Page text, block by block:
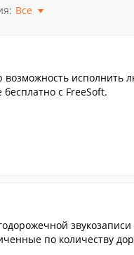
Все
возможность
с FreeSoft.
по количеству